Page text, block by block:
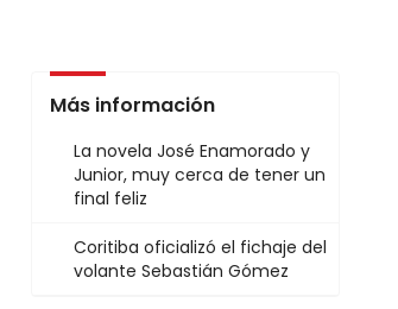
Más información
La novela José Enamorado y
Junior, muy cerca de tener un
final feliz
Coritiba oficializó el fichaje del
volante Sebastián Gómez